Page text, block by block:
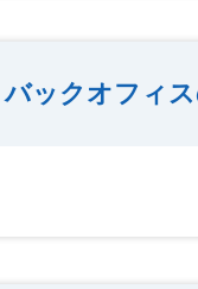
バックオフィ